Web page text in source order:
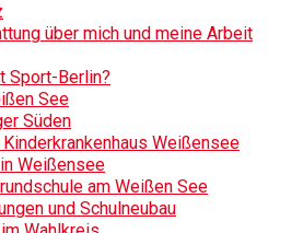
über mich und meine Arbeit
Sport-Berlin?
See
Süden
Weißensee
Weißensee
am Weißen See
und Schulneubau